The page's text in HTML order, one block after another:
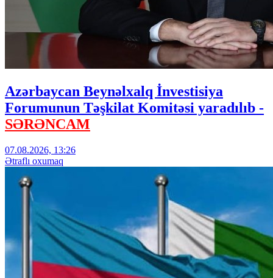
Azərbaycan Beynəlxalq İnvestisiya
Forumunun Təşkilat Komitəsi yaradılıb -
SƏRƏNCAM
07.08.2026, 13:26
Ətraflı oxumaq